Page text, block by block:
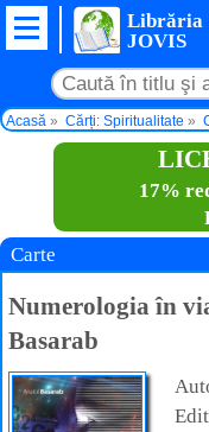
Librăria
JOVIS
Acasă Cărți: Spiritualitate
17%
Carte
Numerologia în
Basarab